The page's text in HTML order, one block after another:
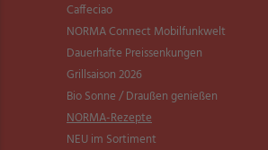
Caffeciao
NORMA Connect Mobilfunkwelt
Dauerhafte Preissenkungen
Grillsaison 2026
Bio Sonne / Draußen genießen
NORMA-Rezepte
NEU im Sortiment